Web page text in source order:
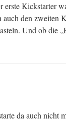
erste Kickstarter
auch den
Und ob die
da auch nicht